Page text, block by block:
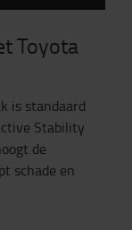
Toyota
is standaard
Stability
de
schade en